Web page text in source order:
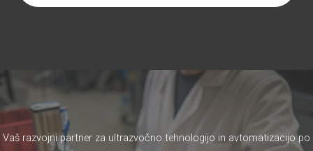
Vaš razvojni partner za ultrazvočno tehnologijo in avtomatizacijo po